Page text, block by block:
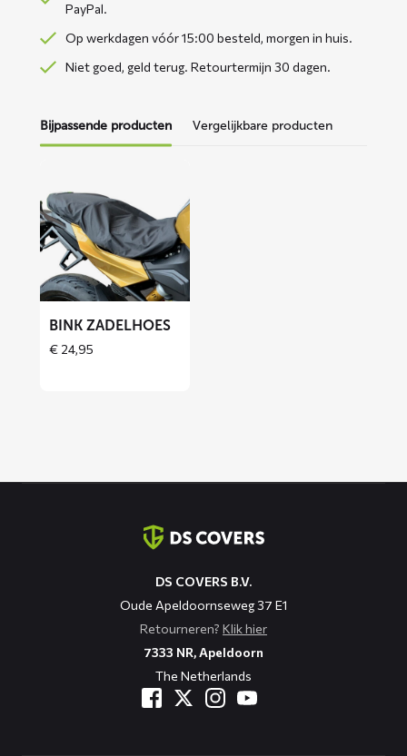
PayPal.
Op werkdagen vóór 15:00 besteld, morgen in huis.
Niet goed, geld terug. Retourtermijn 30 dagen.
Bijpassende producten Vergelijkbare producten
meer
over
BINK
zadelhoes
BINK ZADELHOES
€ 24,95
DS COVERS B.V.
Oude Apeldoornseweg 37 E1
Retourneren? Klik hier
7333 NR, Apeldoorn
The Netherlands